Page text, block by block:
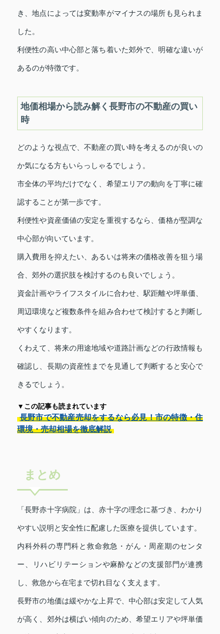
き、地点によっては変動率がマイナスの場所も見られま
した。
利便性の高い中心部と落ち着いた郊外で、明確な違いが
あるのが特徴です。
地価相場から読み解く長野市の不動産の買い
時
どのような視点で、不動産の買い時を考えるのが良いの
か気になる方もいらっしゃるでしょう。
市全体の平均だけでなく、希望エリアの動向を丁寧に確
認することが第一歩です。
利便性や資産価値の安定を重視するなら、価格が堅調な
中心部が向いています。
購入費用を抑えたい、あるいは将来の価格改善を狙う場
合、郊外の選択肢を検討するのも良いでしょう。
資金計画やライフスタイルに合わせ、駅距離や坪単価、
周辺環境など複数条件を組み合わせて検討すると判断し
やすくなります。
くわえて、将来の用途地域や道路計画などの行政情報も
確認し、長期の資産性までを見通して判断すると安心で
きるでしょう。
▼この記事も読まれています
長野市で不動産売却をするなら必見！市の特徴・住
環境・売却相場を徹底解説
まとめ
「長野赤十字病院」は、赤十字の理念に基づき、わかり
やすい説明と安全性に配慮した医療を提供しています。
内科外科の専門科と救命救急・がん・周産期のセンタ
ー、リハビリテーションや麻酔などの支援部門が連携
し、救急から在宅まで切れ目なく支えます。
長野市の地価は緩やかな上昇で、中心部は安定して人気
が高く、郊外は横ばい傾向のため、希望エリアや坪単価